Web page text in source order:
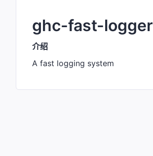
ghc-fast-logger
介绍
A fast logging system